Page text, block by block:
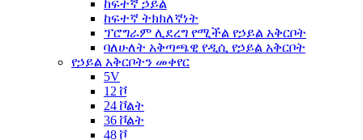
ከፍተኛ ኃይል
ከፍተኛ ትክክለኛነት
ፕሮግራም ሊደረግ የሚችል የኃይል አቅርቦት
ባለሁለት አቅጣጫዊ የዲሲ የኃይል አቅርቦት
የኃይል አቅርቦትን መቀየር
5V
12 ቮ
24 ቮልት
36 ቮልት
48 ቮ